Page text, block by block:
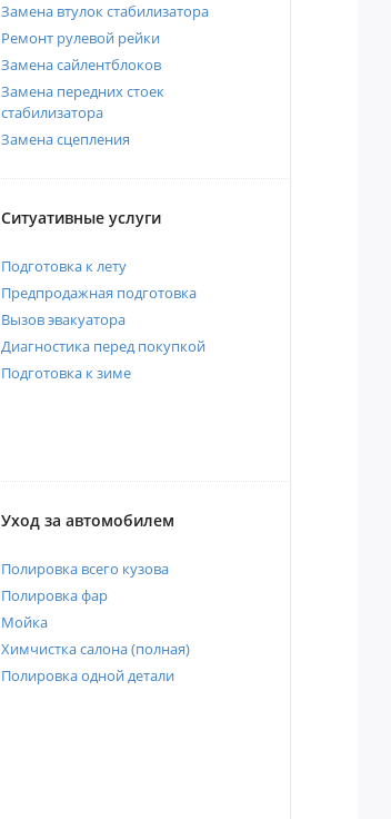
Замена втулок стабилизатора
Ремонт рулевой рейки
Замена сайлентблоков
Замена передних стоек
стабилизатора
Замена сцепления
Ситуативные услуги
Подготовка к лету
Предпродажная подготовка
Вызов эвакуатора
Диагностика перед покупкой
Подготовка к зиме
Уход за автомобилем
Полировка всего кузова
Полировка фар
Мойка
Химчистка салона (полная)
Полировка одной детали